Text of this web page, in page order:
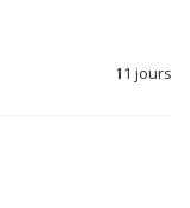
11 jours